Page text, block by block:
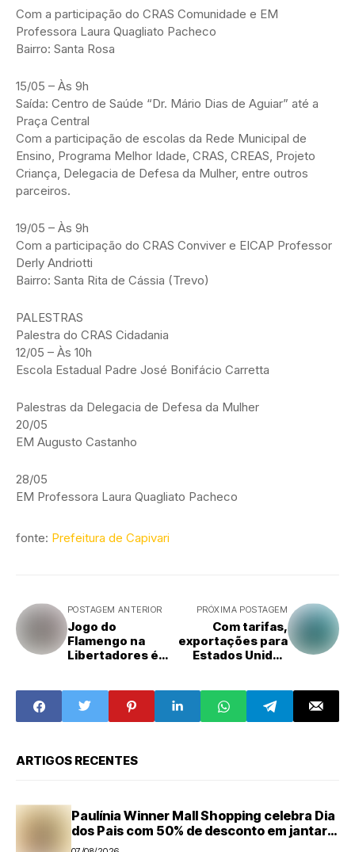
Com a participação do CRAS Comunidade e EM
Professora Laura Quagliato Pacheco
Bairro: Santa Rosa
15/05 – Às 9h
Saída: Centro de Saúde “Dr. Mário Dias de Aguiar” até a
Praça Central
Com a participação de escolas da Rede Municipal de
Ensino, Programa Melhor Idade, CRAS, CREAS, Projeto
Criança, Delegacia de Defesa da Mulher, entre outros
parceiros.
19/05 – Às 9h
Com a participação do CRAS Conviver e EICAP Professor
Derly Andriotti
Bairro: Santa Rita de Cássia (Trevo)
PALESTRAS
Palestra do CRAS Cidadania
12/05 – Às 10h
Escola Estadual Padre José Bonifácio Carretta
Palestras da Delegacia de Defesa da Mulher
20/05
EM Augusto Castanho
28/05
EM Professora Laura Quagliato Pacheco
fonte: Prefeitura de Capivari
POSTAGEM ANTERIOR
Jogo do
Flamengo na
Libertadores é
vandalismo
PRÓXIMA POSTAGEM
Com tarifas,
exportações para
Estados Unidos
ARTIGOS RECENTES
Paulínia Winner Mall Shopping celebra Dia
dos Pais com 50% de desconto em jantar
temático e encontro com super-heróis